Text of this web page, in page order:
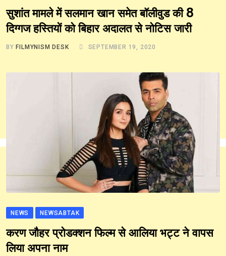
सुशांत मामले में सलमान खान समेत बॉलीवुड की 8
दिग्गज हस्तियों को बिहार अदालत से नोटिस जारी
BYFILMYNISM DESK SEPTEMBER 19, 2020
NEWS NEWSABTAK
करण जौहर प्रोडक्‍शन फिल्म से आलिया भट्ट ने वापस
लिया अपना नाम